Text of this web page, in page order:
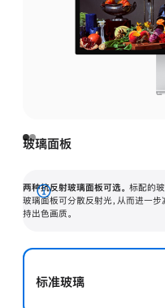
玻璃面板
两种抗反射玻璃面板可选。 标配的
玻璃面板可分散反射光，从而进一
持出色画质。
展
开
标准玻璃